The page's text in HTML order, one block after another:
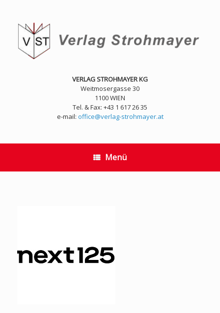
springen
VERLAG STROHMAYER KG
Weitmosergasse 30
1100 WIEN
Tel. & Fax: +43 1 617 26 35
e-mail: office@verlag-strohmayer.at
Menü